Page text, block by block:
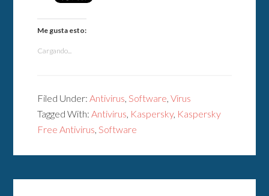
Me gusta esto:
Cargando...
Filed Under:Antivirus,Software,Virus
Tagged With:Antivirus, Kaspersky, Kaspersky
Free Antivirus,Software